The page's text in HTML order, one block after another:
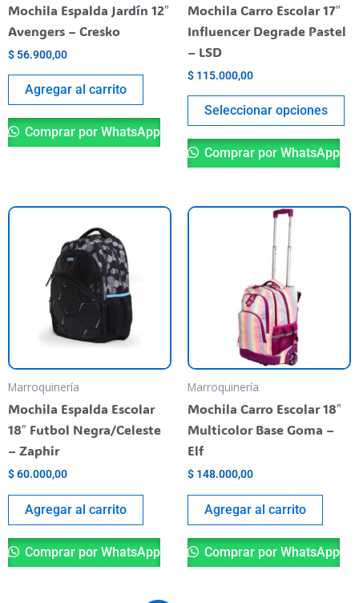
Mochila Espalda Jardín 12″
Avengers – Cresko
$ 56.900,00
Agregar al carrito
Comprar por WhatsApp
Mochila Carro Escolar 17″
Influencer Degrade Pastel
– LSD
$ 115.000,00
Seleccionar opciones
en
Comprar por WhatsApp
Marroquinería
Mochila Espalda Escolar
18″ Futbol Negra/Celeste
– Zaphir
$60.000,00
Agregar al carrito
Comprar por WhatsApp
Marroquinería
Mochila Carro Escolar 18″
Multicolor Base Goma –
Elf
$ 148.000,00
Agregar al carrito
Comprar por WhatsApp